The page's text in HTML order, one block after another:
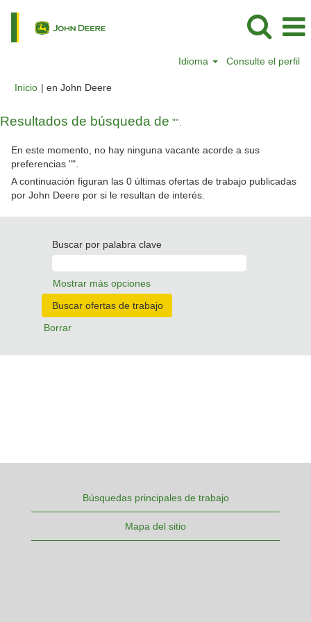
Idioma Consulte el perfil
Inicio | en John Deere(página
Resultados de búsqueda de "".
En este momento, no hay ninguna vacante acorde a sus
preferencias "".
A continuación figuran las 0 últimas ofertas de trabajo publicadas
por John Deere por si le resultan de interés.
Buscar por palabra clave
Mostrar más opciones
Borrar
Búsquedas principales de trabajo
Mapa del sitio